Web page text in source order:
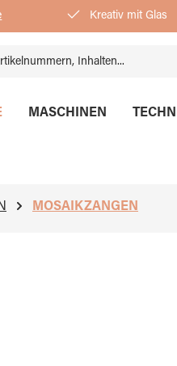
Kreativ mit Glas
MASCHINEN
MOSAIKZANGEN